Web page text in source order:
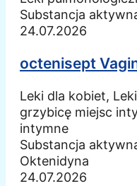
Substancja
24.07.2026
octenisept
Leki dla kobiet,
grzybicę miejsc
intymne
Substancja
Oktenidyna
24.07.2026